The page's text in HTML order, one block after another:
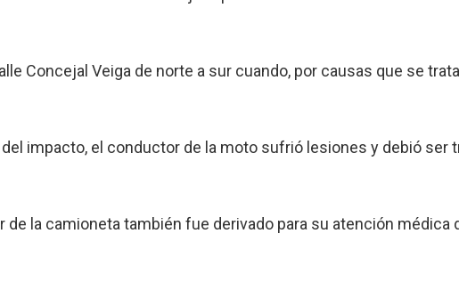
Concejal Veiga de norte a sur cuando, por causas que se
impacto, el conductor de la moto sufrió lesiones y debió ser
de la camioneta también fue derivado para su atención médica